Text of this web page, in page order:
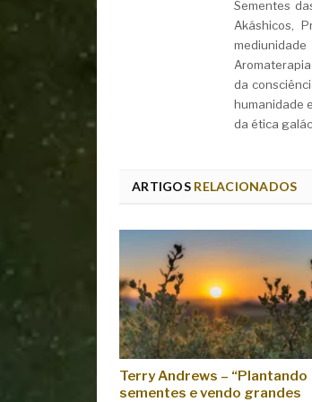
Sementes
Akáshicos,
da
humanidade
da ética
ARTIGOSRELACIONADOS
Terry Andrews – “Plantando
sementes e vendo grandes